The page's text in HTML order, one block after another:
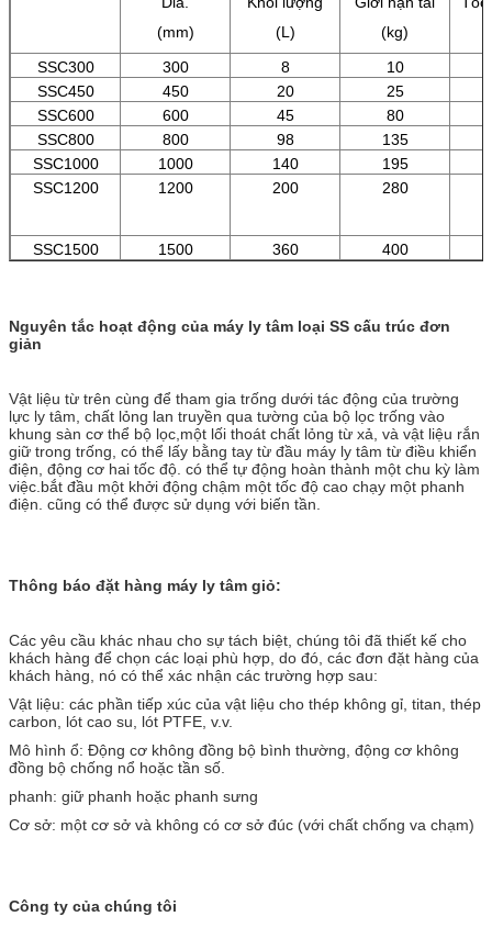
(mm)
(L)
(kg)
SSC300
300 8 10
SSC450
450 20 25
SSC600
600 45 80
SSC800
800 98 135
SSC1000
1000 140 195
SSC1200
1200 200 280
SSC1500 1500 360 400
Nguyên tắc hoạt động của máy ly tâm loại SS cấu trúc đơn
giản
Vật liệu từ trên cùng để tham gia trống dưới tác động của trường
lực ly tâm, chất lỏng lan truyền qua tường của bộ lọc trống vào
khung sàn cơ thể bộ lọc,một lối thoát chất lỏng từ xả, và vật liệu rắn
giữ trong trống, có thể lấy bằng tay từ đầu máy ly tâm từ điều khiển
điện, động cơ hai tốc độ. có thể tự động hoàn thành một chu kỳ làm
việc.bắt đầu một khởi động chậm một tốc độ cao chạy một phanh
điện. cũng có thể được sử dụng với biến tần.
Thông báo đặt hàng máy ly tâm giỏ:
Các yêu cầu khác nhau cho sự tách biệt, chúng tôi đã thiết kế cho
khách hàng để chọn các loại phù hợp, do đó, các đơn đặt hàng của
khách hàng, nó có thể xác nhận các trường hợp sau:
Vật liệu: các phần tiếp xúc của vật liệu cho thép không gỉ, titan, thép
carbon, lót cao su, lót PTFE, v.v.
Mô hình ổ: Động cơ không đồng bộ bình thường, động cơ không
đồng bộ chống nổ hoặc tần số.
phanh: giữ phanh hoặc phanh sưng
Cơ sở: một cơ sở và không có cơ sở đúc (với chất chống va chạm)
Công ty của chúng tôi